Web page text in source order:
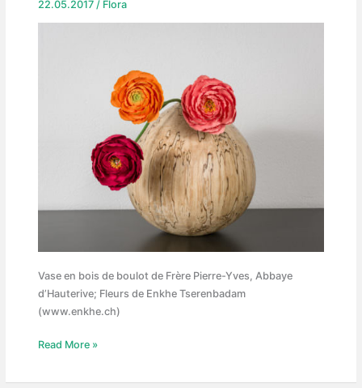
22.05.2017 / Flora
Vase en bois de boulot de Frère Pierre-Yves, Abbaye
d’Hauterive; Fleurs de Enkhe Tserenbadam
(www.enkhe.ch)
Vase
fleurs
Read More »